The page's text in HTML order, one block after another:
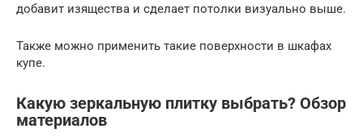
добавит изящества и сделает потолки визуально выше.
Также можно применить такие поверхности в шкафах
купе.
Какую зеркальную плитку выбрать? Обзор
материалов